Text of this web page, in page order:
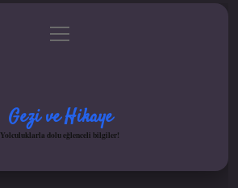
Gizlilik Politikası
menüyü
aç
Gezi ve Hikaye
Yolculuklarla dolu eğlenceli bilgiler!